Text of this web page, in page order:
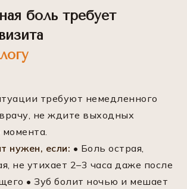
боль требует
требуют немедленного
не ждите выходных
нужен, если: • Боль острая,
не утихает 2–3 часа даже после
• Зуб болит ночью и мешает